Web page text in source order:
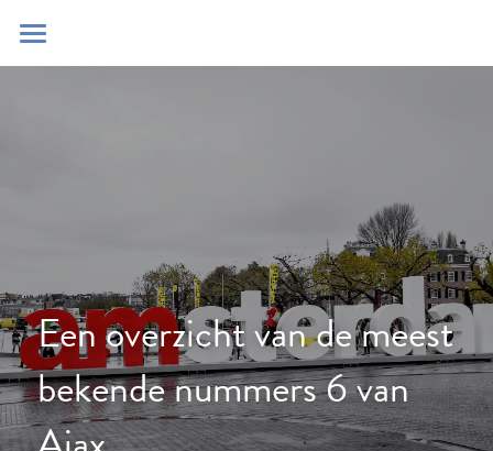
Home
POWERED BY
Een overzicht van de meest
bekende nummers 6 van